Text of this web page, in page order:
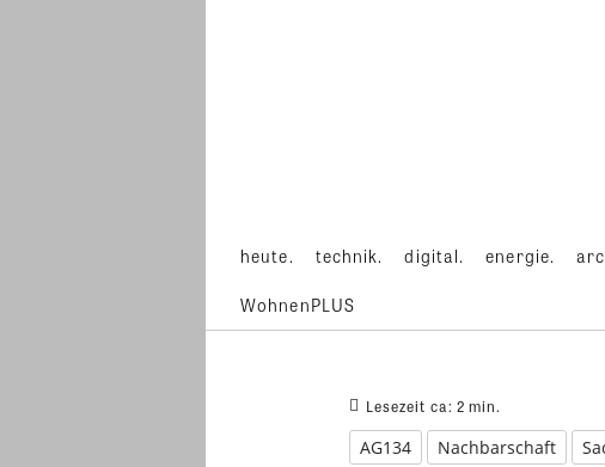
heute. technik. digital. energie.
WohnenPLUS
Lesezeit ca: 2 min.
AG134 Nachbarschaft